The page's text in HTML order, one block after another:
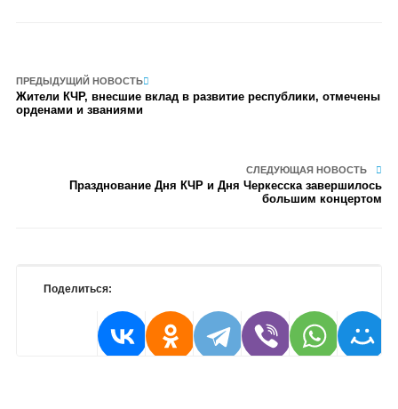
ПРЕДЫДУЩИЙ НОВОСТЬ
Жители КЧР, внесшие вклад в развитие республики, отмечены
орденами и званиями
СЛЕДУЮЩАЯ НОВОСТЬ
Празднование Дня КЧР и Дня Черкесска завершилось
большим концертом
Поделиться: